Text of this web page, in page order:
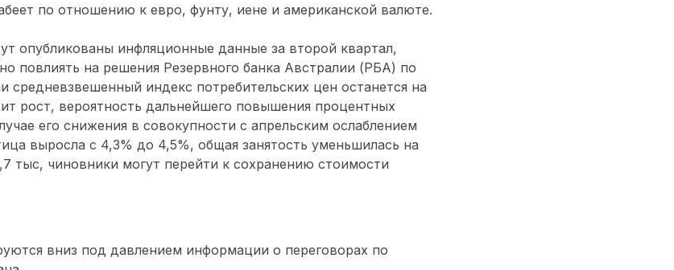
по отношению к евро, фунту, иене и американской валюте.
опубликованы инфляционные данные за второй квартал,
повлиять на решения Резервного банка Австралии (РБА) по
средневзвешенный индекс потребительских цен останется на
рост, вероятность дальнейшего повышения процентных
его снижения в совокупности с апрельским ослаблением
выросла с 4,3% до 4,5%, общая занятость уменьшилась на
тыс, чиновники могут перейти к сохранению стоимости
вниз под давлением информации о переговорах по